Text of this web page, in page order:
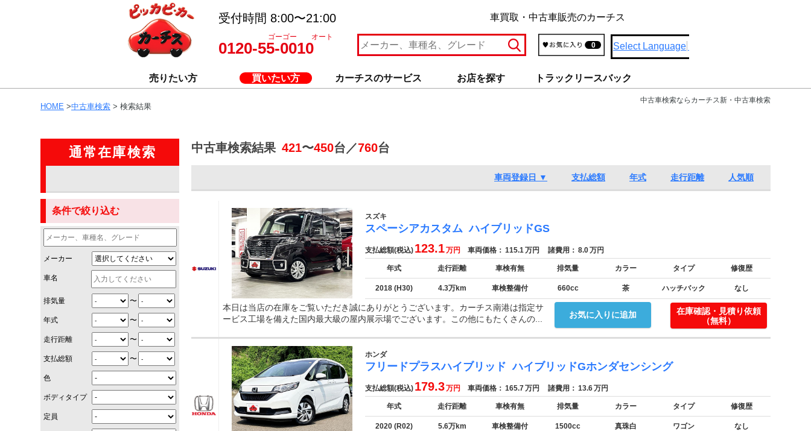
受付時間 8:00〜21:00
ゴーゴー オート
0120-55-0010
車買取・中古車販売のカーチス
0 Select Language
売りたい方 買いたい方 カーチスのサービス お店を探す トラックリースバック
中古車検索ならカーチス新・中古車検索
HOME >中古車検索 > 検索結果
通常在庫検索
条件で絞り込む
メーカー
車名
排気量 〜
年式 〜
走行距離 〜
支払総額 〜
色
ボディタイプ
定員
中古車検索結果 421〜450台／760台
車両登録日 ▼ 支払総額 年式 走行距離 人気順
スズキ
スペーシアカスタム ハイブリッドGS
支払総額(税込) 123.1万円 車両価格： 115.1万円 諸費用： 8.0万円
年式 走行距離 車検有無 排気量 カラー タイプ 修復歴
2018 (H30) 4.3万km 車検整備付 660cc 茶 ハッチバック なし
お気に入りに追加
本日は当店の在庫をご覧いただき誠にありがとうございます。カーチス南港は指定サ
ービス工場を備えた国内最大級の屋内展示場でございます。この他にもたくさんの...
在庫確認・見積り依頼
（無料）
ホンダ
フリードプラスハイブリッド ハイブリッドGホンダセンシング
支払総額(税込) 179.3万円 車両価格： 165.7万円 諸費用： 13.6万円
年式 走行距離 車検有無 排気量 カラー タイプ 修復歴
2020 (R02) 5.6万km 車検整備付 1500cc 真珠白 ワゴン なし